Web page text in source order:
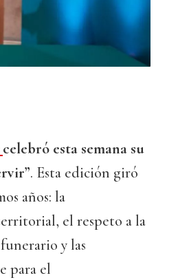
celebró esta semana su
. Esta edición giró
años: la
el respeto a la
y las
para el